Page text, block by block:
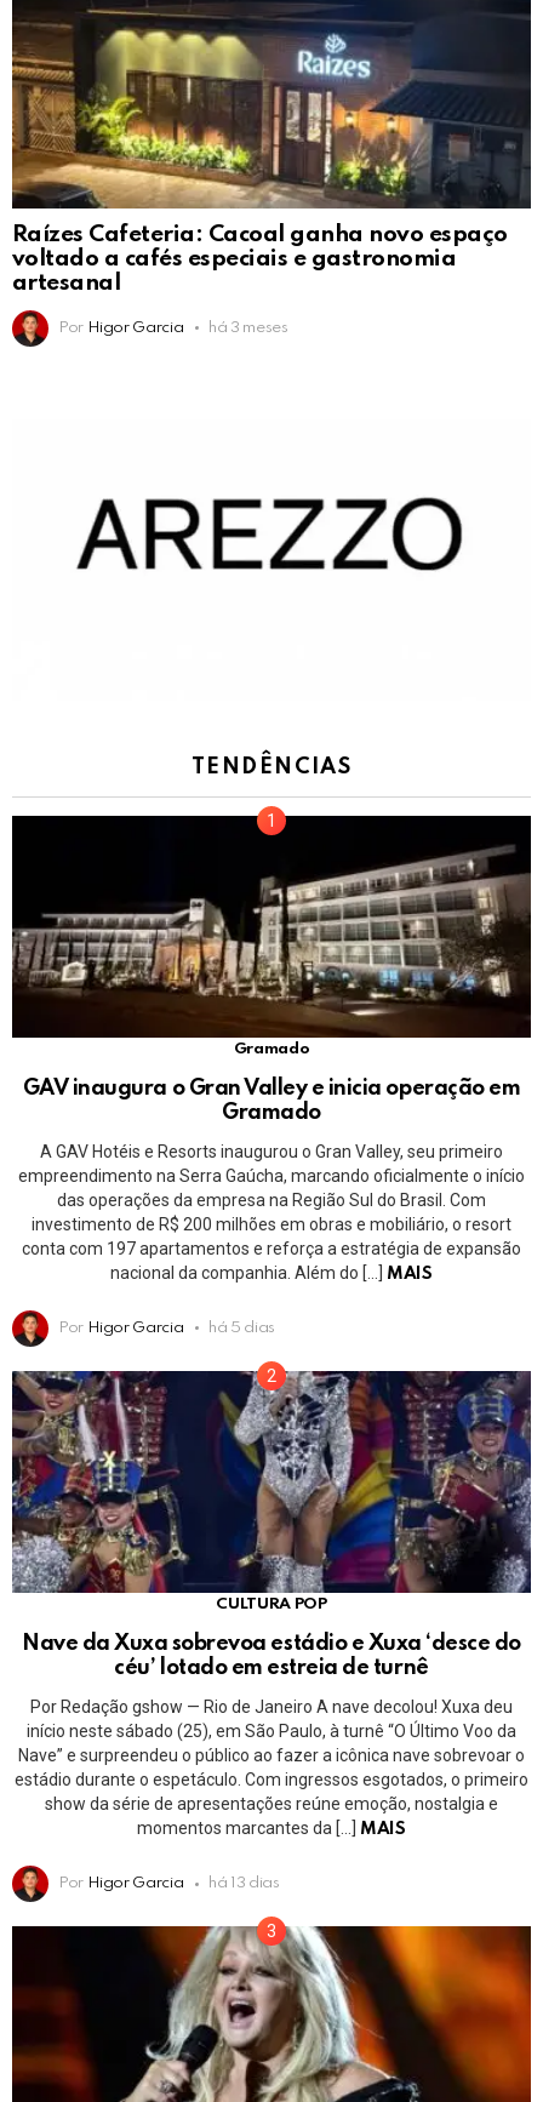
Raízes Cafeteria: Cacoal ganha novo espaço
voltado a cafés especiais e gastronomia
artesanal
Por Higor Garcia há 3 meses
TENDÊNCIAS
Gramado
GAV inaugura o Gran Valley e inicia operação em
Gramado
A GAV Hotéis e Resorts inaugurou o Gran Valley, seu primeiro
empreendimento na Serra Gaúcha, marcando oficialmente o início
das operações da empresa na Região Sul do Brasil. Com
investimento de R$ 200 milhões em obras e mobiliário, o resort
conta com 197 apartamentos e reforça a estratégia de expansão
nacional da companhia. Além do […]
MAIS
Por Higor Garcia há 5 dias
CULTURA POP
Nave da Xuxa sobrevoa estádio e Xuxa ‘desce do
céu’ lotado em estreia de turnê
Por Redação gshow — Rio de Janeiro A nave decolou! Xuxa deu
início neste sábado (25), em São Paulo, à turnê “O Último Voo da
Nave” e surpreendeu o público ao fazer a icônica nave sobrevoar o
estádio durante o espetáculo. Com ingressos esgotados, o primeiro
show da série de apresentações reúne emoção, nostalgia e
momentos marcantes da […]
MAIS
Por Higor Garcia há 13 dias